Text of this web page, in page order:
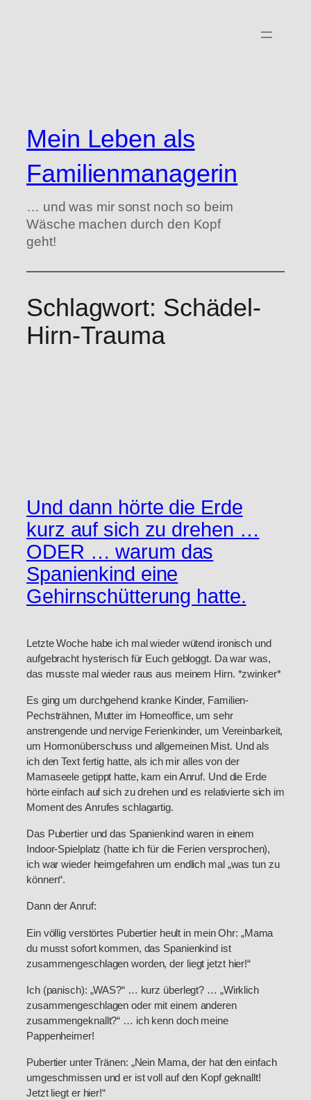
Mein Leben als
Familienmanagerin
… und was mir sonst noch so beim
Wäsche machen durch den Kopf
geht!
Schlagwort: Schädel-
Hirn-Trauma
Und dann hörte die Erde
kurz auf sich zu drehen …
ODER … warum das
Spanienkind eine
Gehirnschütterung hatte.
Letzte Woche habe ich mal wieder wütend ironisch und
aufgebracht hysterisch für Euch gebloggt. Da war was,
das musste mal wieder raus aus meinem Hirn. *zwinker*
Es ging um durchgehend kranke Kinder, Familien-
Pechsträhnen, Mutter im Homeoffice, um sehr
anstrengende und nervige Ferienkinder, um Vereinbarkeit,
um Hormonüberschuss und allgemeinen Mist. Und als
ich den Text fertig hatte, als ich mir alles von der
Mamaseele getippt hatte, kam ein Anruf. Und die Erde
hörte einfach auf sich zu drehen und es relativierte sich im
Moment des Anrufes schlagartig.
Das Pubertier und das Spanienkind waren in einem
Indoor-Spielplatz (hatte ich für die Ferien versprochen),
ich war wieder heimgefahren um endlich mal „was tun zu
können“.
Dann der Anruf:
Ein völlig verstörtes Pubertier heult in mein Ohr: „Mama
du musst sofort kommen, das Spanienkind ist
zusammengeschlagen worden, der liegt jetzt hier!“
Ich (panisch): „WAS?“ … kurz überlegt? … „Wirklich
zusammengeschlagen oder mit einem anderen
zusammengeknallt?“ … ich kenn doch meine
Pappenheimer!
Pubertier unter Tränen: „Nein Mama, der hat den einfach
umgeschmissen und er ist voll auf den Kopf geknallt!
Jetzt liegt er hier!“